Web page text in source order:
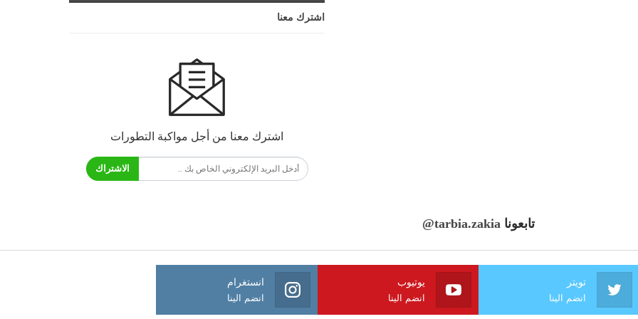
اشترك معنا
اشترك معنا من أجل مواكبة التطورات
الاشتراك
تابعونا @tarbia.zakia
تويتر
انضم الينا
يوتيوب
انضم الينا
انستغرام
انضم الينا